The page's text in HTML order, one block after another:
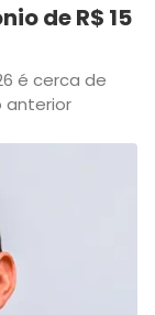
de R$ 15
é cerca de
anterior